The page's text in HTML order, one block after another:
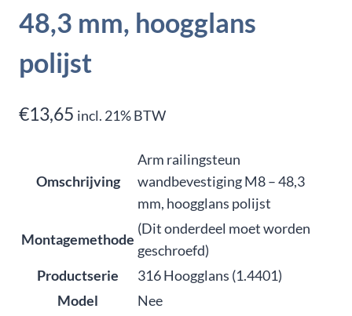
48,3 mm, hoogglans
polijst
€13,65 incl. 21% BTW
Omschrijving
Arm railingsteun
wandbevestiging M8 – 48,3
mm, hoogglans polijst
Montagemethode
(Dit onderdeel moet worden
geschroefd)
Productserie
316 Hoogglans (1.4401)
Model
Nee